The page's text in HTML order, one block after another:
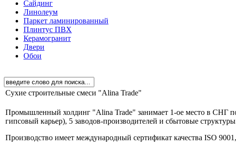
Сайдинг
Линолеум
Паркет ламинированный
Плинтус ПВХ
Керамогранит
Двери
Обои
Сухие строительные смеси "Alina Trade"
Промышленный холдинг "Alina Trade" занимает 1-ое место в СНГ
гипсовый карьер), 5 заводов-производителей и сбытовые
Производство имеет международный сертификат качества ISO